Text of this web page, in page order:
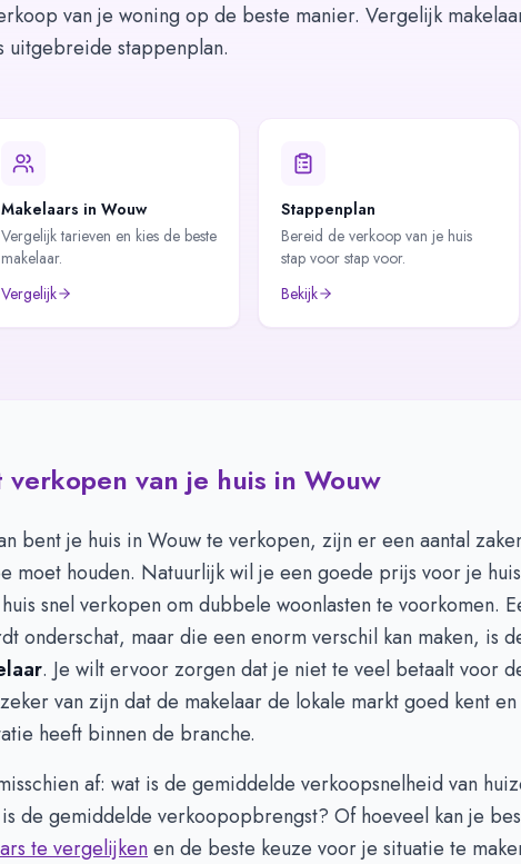
van je woning op de beste manier. Vergelijk
uitgebreide stappenplan.
Makelaars in Wouw
Vergelijk tarieven en kies de beste
makelaar.
Vergelijk
Stappenplan
Bereid de verkoop van je huis
stap voor stap voor.
Bekijk
van je huis in Wouw
bent je huis in Wouw te verkopen, zijn er een aantal
moet houden. Natuurlijk wil je een goede prijs voor je
snel verkopen om dubbele woonlasten te voorkomen.
onderschat, maar die een enorm verschil kan maken, is
. Je wilt ervoor zorgen dat je niet te veel betaalt voor
van zijn dat de makelaar de lokale markt goed kent
heeft binnen de branche.
af: wat is de gemiddelde verkoopsnelheid van
de gemiddelde verkoopopbrengst? Of hoeveel kan je
te vergelijkenen de beste keuze voor je situatie te